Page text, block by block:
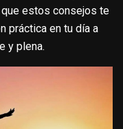
estos consejos te
práctica en tu día a
y plena.